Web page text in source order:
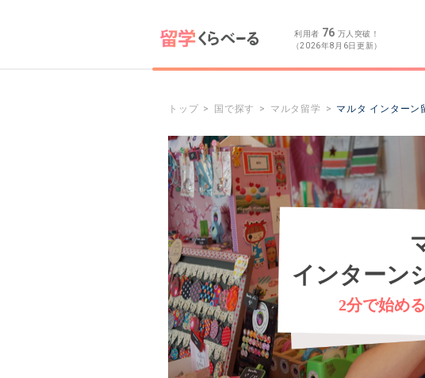
利用者 76 万人突破！
（2026年8月6日更新）
トップ 国で探す マルタ留学 マルタ インターン
インターン
2分で始め